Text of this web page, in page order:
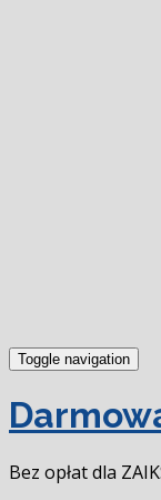
Toggle navigation
Bez opłat dla